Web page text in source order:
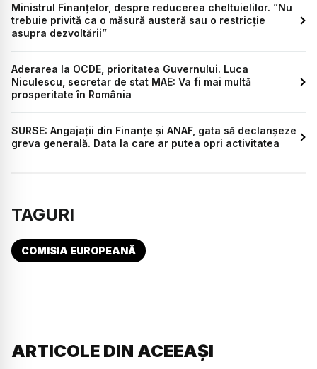
Ministrul Finanțelor, despre reducerea cheltuielilor. ”Nu
trebuie privită ca o măsură austeră sau o restricţie
asupra dezvoltării”
Aderarea la OCDE, prioritatea Guvernului. Luca
Niculescu, secretar de stat MAE: Va fi mai multă
prosperitate în România
SURSE: Angajații din Finanțe și ANAF, gata să declanșeze
greva generală. Data la care ar putea opri activitatea
TAGURI
COMISIA EUROPEANĂ
ARTICOLE DIN ACEEAȘI